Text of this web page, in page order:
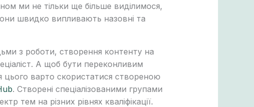
ми не тільки ще більше виділимося,
швидко випливають назовні та
з роботи, створення контенту на
А щоб бути переконливим
цього варто скористатися створеною
. Створені спеціалізованими групами
тем на різних рівнях кваліфікації.